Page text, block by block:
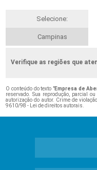
Selecione:
Campinas
Verifique as regiões que
O conteúdo do texto "Empresa de
reservado. Sua reprodução, parcial
autorização do autor. Crime de
9610/98 - Lei de direitos autorais